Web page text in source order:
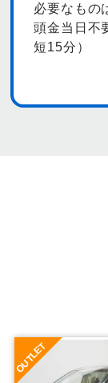
必要なもの
頭金当日不
短15分）